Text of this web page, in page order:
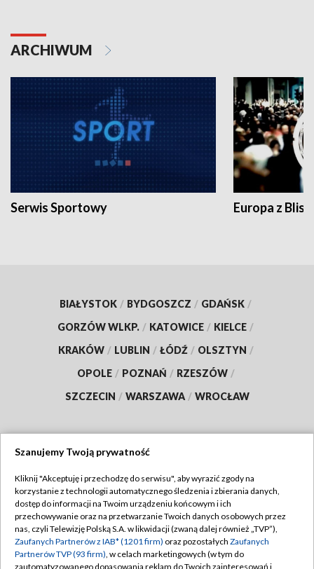
ARCHIWUM
Serwis Sportowy Europa z
BIAŁYSTOK / BYDGOSZCZ / GDAŃSK /
GORZÓW WLKP. / KATOWICE / KIELCE /
KRAKÓW / LUBLIN / ŁÓDŹ / OLSZTYN /
OPOLE / POZNAŃ / RZESZÓW /
SZCZECIN / WARSZAWA / WROCŁAW
TVP
Abonament TVP
Emisja w TVP
Centrum informacji TVP
Regulamin TVP
Polityka prywatności
Moje zgody
Szanujemy Twoją prywatność
Kliknij "Akceptuję i przechodzę do serwisu", aby wyrazić zgody na
korzystanie z technologii automatycznego śledzenia i zbierania danych,
dostęp do informacji na Twoim urządzeniu końcowym i ich
przechowywanie oraz na przetwarzanie Twoich danych osobowych przez
nas, czyli Telewizję Polską S.A. w likwidacji (zwaną dalej również „TVP”),
Zaufanych Partnerów z IAB* (1201 firm) oraz pozostałych Zaufanych
Partnerów TVP (93 firm), w celach marketingowych (w tym do
zautomatyzowanego dopasowania reklam do Twoich zainteresowań i